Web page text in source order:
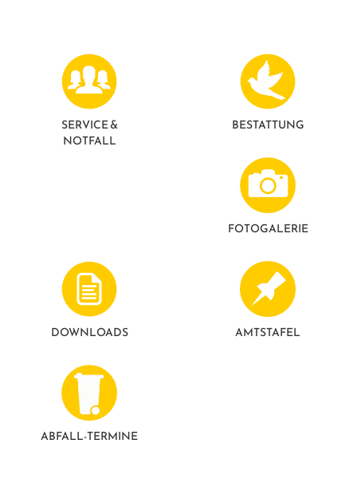
SERVICE &
NOTFALL
BESTATTUNG
FOTO­GALERIE
DOWNLOADS AMTSTAFEL
ABFALL-TERMINE